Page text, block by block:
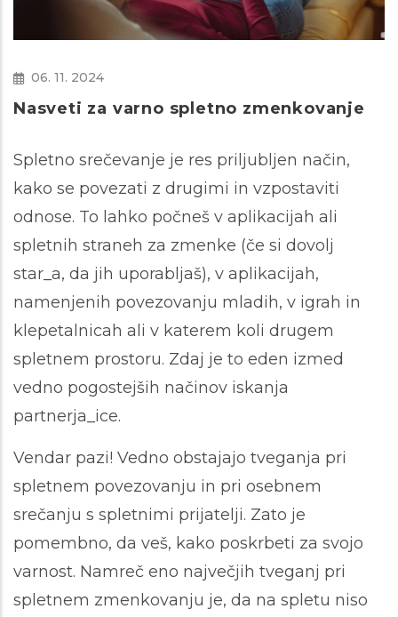
06. 11. 2024
Nasveti za varno spletno zmenkovanje
Spletno srečevanje je res priljubljen način,
kako se povezati z drugimi in vzpostaviti
odnose. To lahko počneš v aplikacijah ali
spletnih straneh za zmenke (če si dovolj
star_a, da jih uporabljaš), v aplikacijah,
namenjenih povezovanju mladih, v igrah in
klepetalnicah ali v katerem koli drugem
spletnem prostoru. Zdaj je to eden izmed
vedno pogostejših načinov iskanja
partnerja_ice.
Vendar pazi! Vedno obstajajo tveganja pri
spletnem povezovanju in pri osebnem
srečanju s spletnimi prijatelji. Zato je
pomembno, da veš, kako poskrbeti za svojo
varnost. Namreč eno največjih tveganj pri
spletnem zmenkovanju je, da na spletu niso